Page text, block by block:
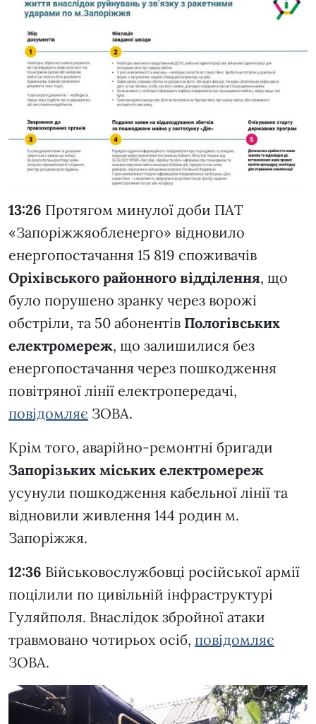
13:26 Протягом минулої доби ПАТ
«Запоріжжяобленерго» відновило
енергопостачання 15 819 споживачів
Оріхівського районного відділення, що
було порушено зранку через ворожі
обстріли, та 50 абонентів Пологівських
електромереж, що залишилися без
енергопостачання через пошкодження
повітряної лінії електропередачі,
повідомляє ЗОВА.
Крім того, аварійно-ремонтні бригади
Запорізьких міських електромереж
усунули пошкодження кабельної лінії та
відновили живлення 144 родин м.
Запоріжжя.
12:36 Військовослужбовці російської армії
поцілили по цивільній інфраструктурі
Гуляйполя. Внаслідок збройної атаки
травмовано чотирьох осіб, повідомляє
ЗОВА.